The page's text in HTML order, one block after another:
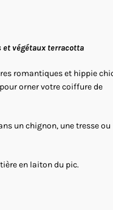
et végétaux terracotta
romantiques et hippie
orner votre coiffure de
un chignon, une tresse ou
en laiton du pic.